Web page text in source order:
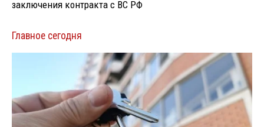
заключения контракта с ВС РФ
Главное сегодня